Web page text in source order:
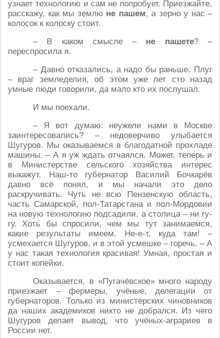
узнает технологию и сам не попробует. Приезжайте,
расскажу, как мы землю не пашем, а зерно у нас –
колосок к колоску стоит.
– В каком смысле – не пашете? –
переспросила я.
– Давно отказались, а надо бы раньше. Плуг
– враг земледелия, об этом уже лет сто назад
умные люди говорили, да мало кто их послушал.
И мы поехали.
– Я вот думаю: неужели нами в Москве
заинтересовались? – недоверчиво улыбается
Шугуров. Мы оказываемся в благодатной прохладе
машины. – А я уж ждать отчаялся. Может, теперь и
в Министерстве сельского хозяйства интерес
выкажут. Наш-то губернатор Василий Бочкарёв
давно всё понял, и мы начали это дело
раскручивать. Чуть не всю Пензенскую область,
часть Самарской, пол-Татарстана и пол-Мордовии
на новую технологию подсадили, а столица – ни гу-
гу. Хоть бы спросили, чем мы тут занимаемся,
какие результаты имеем. Не-е-т, куда там! –
усмехается Шугуров, и в этой усмешке – горечь. – А
у нас такая технология красивая! Умная, простая и
стоит копейки.
Оказывается, в «Пугачёвское» много народу
приезжает – фермеры, учёные, делегации от
губернаторов. Только из министерских чиновников
да наших академиков никто не добрался. Из чего
Шугуров делает вывод, что учёных-аграриев в
России нет.